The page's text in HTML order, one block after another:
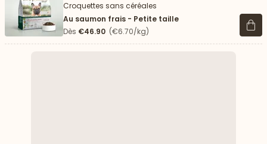
Croquettes sans céréales
Au saumon frais - Petite taille
Dès €46.90 (€6.70/kg) Voir